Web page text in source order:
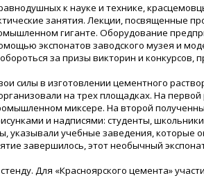
к науке и технике,
занятия. Лекции, посвященные
гиганте. Оборудование
экспонатов заводского музея и
за призы викторин и конкурсов,
силы в изготовлении цементного
на трех площадках. На
миксере. На второй
и надписями: студенты,
указывали учебные заведения, которые
завершилось, этот необычный
Для «Красноярского цемента»